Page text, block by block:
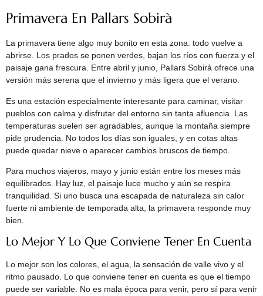
Primavera En Pallars Sobirà
La primavera tiene algo muy bonito en esta zona: todo vuelve a
abrirse. Los prados se ponen verdes, bajan los ríos con fuerza y el
paisaje gana frescura. Entre abril y junio, Pallars Sobirà ofrece una
versión más serena que el invierno y más ligera que el verano.
Es una estación especialmente interesante para caminar, visitar
pueblos con calma y disfrutar del entorno sin tanta afluencia. Las
temperaturas suelen ser agradables, aunque la montaña siempre
pide prudencia. No todos los días son iguales, y en cotas altas
puede quedar nieve o aparecer cambios bruscos de tiempo.
Para muchos viajeros, mayo y junio están entre los meses más
equilibrados. Hay luz, el paisaje luce mucho y aún se respira
tranquilidad. Si uno busca una escapada de naturaleza sin calor
fuerte ni ambiente de temporada alta, la primavera responde muy
bien.
Lo Mejor Y Lo Que Conviene Tener En Cuenta
Lo mejor son los colores, el agua, la sensación de valle vivo y el
ritmo pausado. Lo que conviene tener en cuenta es que el tiempo
puede ser variable. No es mala época para venir, pero sí para venir